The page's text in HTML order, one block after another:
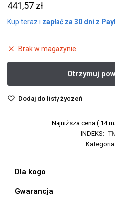
441,57 zł
Kup teraz i zapłać za 30 dni z
Brak w magazynie
Dodaj do listy życzeń
Najniższa cena ( 14
INDEKS:
Kategoria:
Dla kogo
Gwarancja